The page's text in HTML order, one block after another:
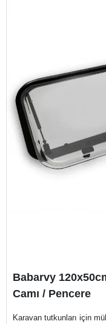
Babarvy
Camı / Pencere
Karavan tutkunları için